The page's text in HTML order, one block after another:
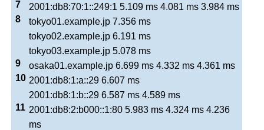
7
2001:db8:70:1::249:1 5.109 ms 4.081 ms 3.984 ms
8
tokyo01.example.jp 7.356 ms
tokyo02.example.jp 6.191 ms
tokyo03.example.jp 5.078 ms
9
osaka01.example.jp 6.699 ms 4.332 ms 4.361 ms
10 2001:db8:1:a::29 6.607 ms
2001:db8:1:b::29 6.587 ms 4.589 ms
11 2001:db8:2:b000::1:80 5.983 ms 4.324 ms 4.236
ms